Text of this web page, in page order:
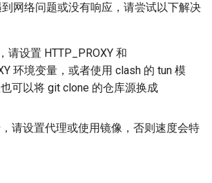
网络问题或没有响应，请尝试以下解决
请设置 HTTP_PROXY 和
环境变量，或者使用 clash 的 tun 模
可以将 git clone 的仓库源换成
请设置代理或使用镜像，否则速度会特